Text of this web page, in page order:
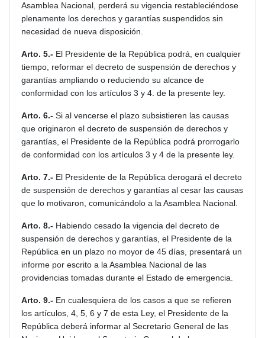
Asamblea Nacional, perderá su vigencia restableciéndose
plenamente los derechos y garantías suspendidos sin
necesidad de nueva disposición.
Arto. 5.- El Presidente de la República podrá, en cualquier
tiempo, reformar el decreto de suspensión de derechos y
garantías ampliando o reduciendo su alcance de
conformidad con los artículos 3 y 4. de la presente ley.
Arto. 6.- Si al vencerse el plazo subsistieren las causas
que originaron el decreto de suspensión de derechos y
garantías, el Presidente de la República podrá prorrogarlo
de conformidad con los artículos 3 y 4 de la presente ley.
Arto. 7.- El Presidente de la República derogará el decreto
de suspensión de derechos y garantías al cesar las causas
que lo motivaron, comunicándolo a la Asamblea Nacional.
Arto. 8.- Habiendo cesado la vigencia del decreto de
suspensión de derechos y garantías, el Presidente de la
República en un plazo no moyor de 45 días, presentará un
informe por escrito a la Asamblea Nacional de las
providencias tomadas durante el Estado de emergencia.
Arto. 9.- En cualesquiera de los casos a que se refieren
los artículos, 4, 5, 6 y 7 de esta Ley, el Presidente de la
República deberá informar al Secretario General de las